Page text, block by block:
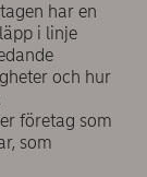
har en
i linje
och hur
företag som
som